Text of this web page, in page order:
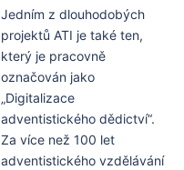
Jedním z dlouhodobých
projektů ATI je také ten,
který je pracovně
označován jako
„Digitalizace
adventistického dědictví“.
Za více než 100 let
adventistického vzdělávání